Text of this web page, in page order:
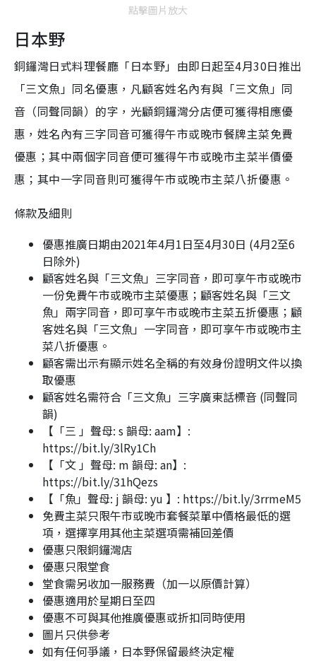
點擊圖片放大
日本野
銅鑼灣日式料理餐廳「日本野」由即日起至4月30日推出
「三文魚」同名優惠，凡顧客姓名內有與「三文魚」同
音（同聲同韻）的字，光顧銅鑼灣分店便可獲得相應優
惠，姓名內有三字同音可獲得午市或晚市餐牌主菜免費
優惠；其中兩個字同音便可獲得午市或晚市主菜半價優
惠；其中一字同音則可獲得午市或晚市主菜八折優惠。
條款及細則
優惠推廣日期由2021年4月1日至4月30日 (4月2至6
日除外)
顧客姓名與「三文魚」三字同音，即可享午市或晚市
一份免費午市或晚市主菜優惠；顧客姓名與「三文
魚」兩字同音，即可享午市或晚市主菜五折優惠；顧
客姓名與「三文魚」一字同音，即可享午市或晚市主
菜八折優惠。
顧客需出示有顯示姓名全稱的有效身份證明文件以換
取優惠
顧客姓名需符合「三文魚」三字廣東話標音 (同聲同
韻)
【「三 」聲母: s 韻母: aam】:
https://bit.ly/3lRy1Ch
【「文 」聲母: m 韻母: an】:
https://bit.ly/31hQezs
【「魚」聲母: j 韻母: yu 】: https://bit.ly/3rrmeM5
免費主菜只限午市或晚市套餐菜單中價格最低的選
項，選擇享用其他主菜選項需補回差價
優惠只限銅鑼灣店
優惠只限堂食
堂食需另收加一服務費（加一以原價計算）
優惠適用於星期日至四
優惠不可與其他推廣優惠或折扣同時使用
圖片只供參考
如有任何爭議，日本野保留最終決定權